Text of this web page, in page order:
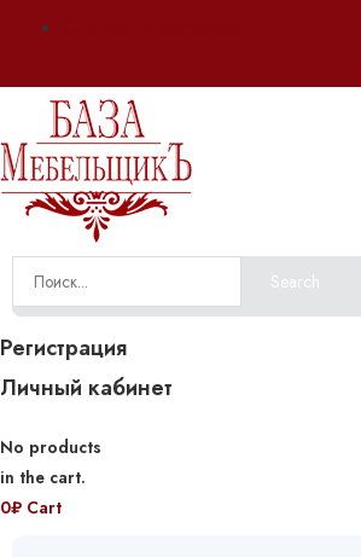
Search
Регистрация
Личный кабинет
No products
in the cart.
0₽ Cart